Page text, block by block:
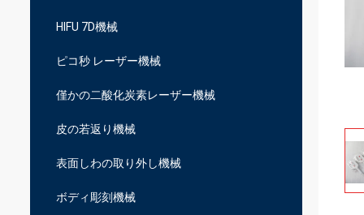
HIFU 7D機械
ピコ秒 レーザー機械
僅かの二酸化炭素レーザー機械
皮の若返り機械
表面しわの取り外し機械
ボディ彫刻機械